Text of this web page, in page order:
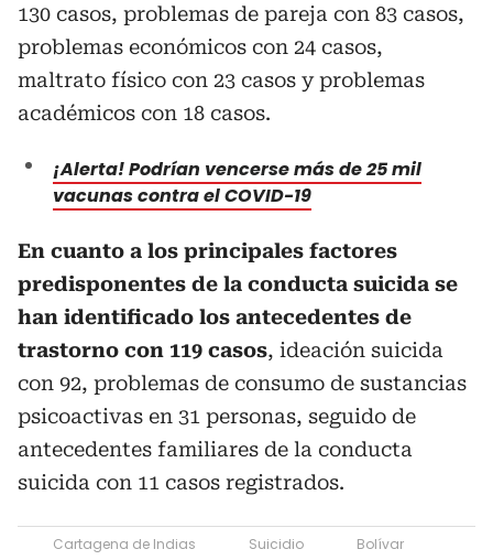
130 casos, problemas de pareja con 83 casos,
problemas económicos con 24 casos,
maltrato físico con 23 casos y problemas
académicos con 18 casos.
¡Alerta! Podrían vencerse más de 25 mil
vacunas contra el COVID-19
En cuanto a los principales factores
predisponentes de la conducta suicida se
han identificado los antecedentes de
trastorno con 119 casos, ideación suicida
con 92, problemas de consumo de sustancias
psicoactivas en 31 personas, seguido de
antecedentes familiares de la conducta
suicida con 11 casos registrados.
Cartagena de Indias Suicidio
Bolívar